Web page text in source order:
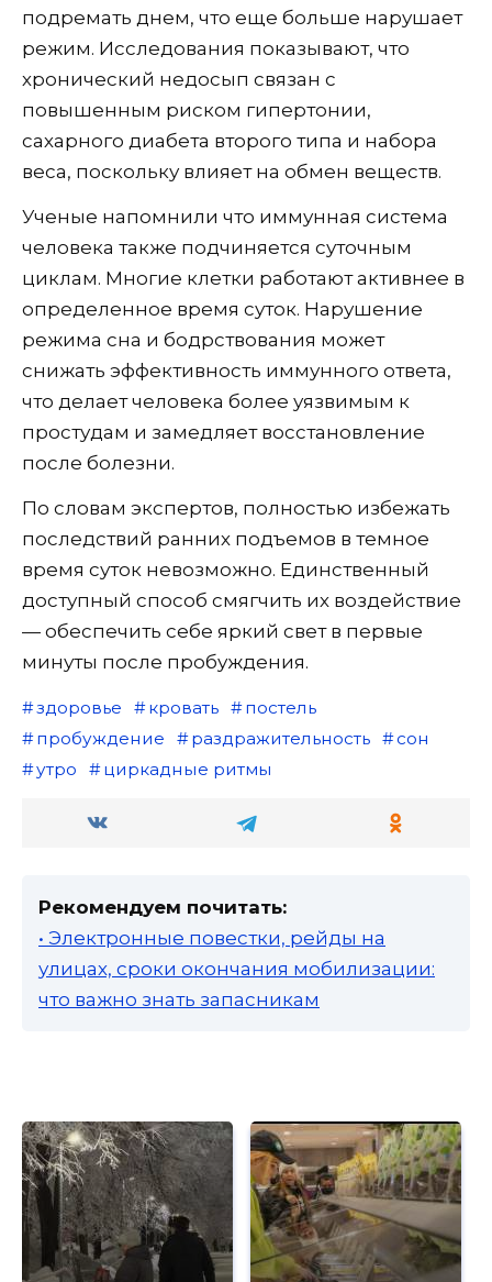
подремать днем, что еще больше нарушает
режим. Исследования показывают, что
хронический недосып связан с
повышенным риском гипертонии,
сахарного диабета второго типа и набора
веса, поскольку влияет на обмен веществ.
Ученые напомнили что иммунная система
человека также подчиняется суточным
циклам. Многие клетки работают активнее в
определенное время суток. Нарушение
режима сна и бодрствования может
снижать эффективность иммунного ответа,
что делает человека более уязвимым к
простудам и замедляет восстановление
после болезни.
По словам экспертов, полностью избежать
последствий ранних подъемов в темное
время суток невозможно. Единственный
доступный способ смягчить их воздействие
— обеспечить себе яркий свет в первые
минуты после пробуждения.
здоровье кровать
постель
пробуждение
раздражительность
сон
утро
циркадные ритмы
Рекомендуем почитать:
• Электронные повестки, рейды на
улицах, сроки окончания мобилизации:
что важно знать запасникам